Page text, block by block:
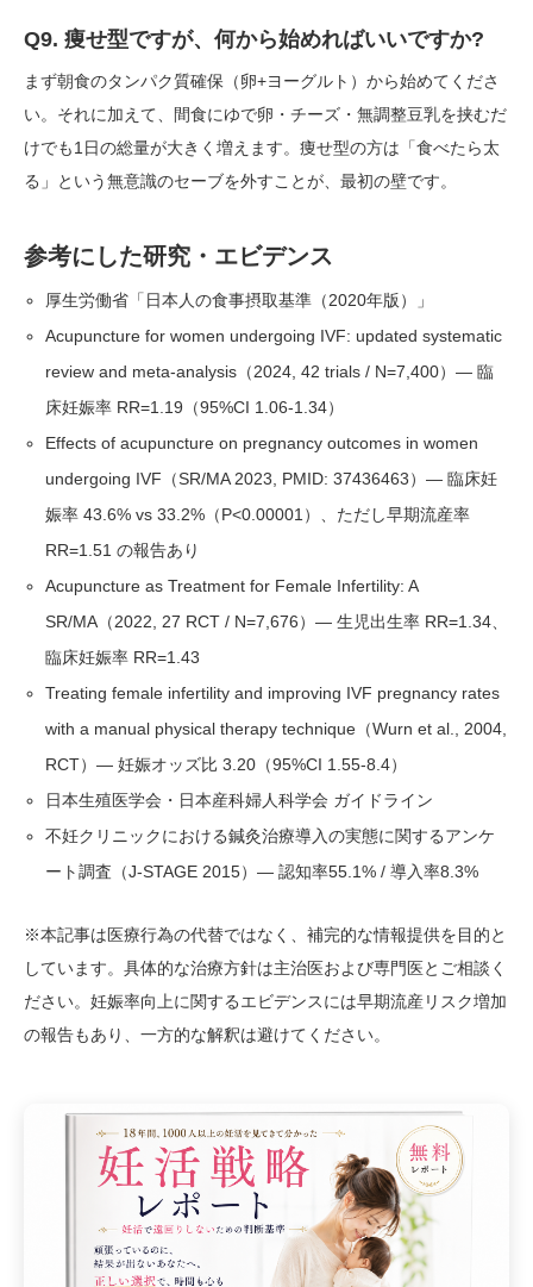
Q9. 痩せ型ですが、何から始めればいいですか?
まず朝食のタンパク質確保（卵+ヨーグルト）から始めてくださ
い。それに加えて、間食にゆで卵・チーズ・無調整豆乳を挟むだ
けでも1日の総量が大きく増えます。痩せ型の方は「食べたら太
る」という無意識のセーブを外すことが、最初の壁です。
参考にした研究・エビデンス
厚生労働省「日本人の食事摂取基準（2020年版）」
Acupuncture for women undergoing IVF: updated systematic
review and meta-analysis（2024, 42 trials / N=7,400）— 臨
床妊娠率 RR=1.19（95%CI 1.06-1.34）
Effects of acupuncture on pregnancy outcomes in women
undergoing IVF（SR/MA 2023, PMID: 37436463）— 臨床妊
娠率 43.6% vs 33.2%（P<0.00001）、ただし早期流産率
RR=1.51 の報告あり
Acupuncture as Treatment for Female Infertility: A
SR/MA（2022, 27 RCT / N=7,676）— 生児出生率 RR=1.34、
臨床妊娠率 RR=1.43
Treating female infertility and improving IVF pregnancy rates
with a manual physical therapy technique（Wurn et al., 2004,
RCT）— 妊娠オッズ比 3.20（95%CI 1.55-8.4）
日本生殖医学会・日本産科婦人科学会 ガイドライン
不妊クリニックにおける鍼灸治療導入の実態に関するアンケ
ート調査（J-STAGE 2015）— 認知率55.1% / 導入率8.3%
※本記事は医療行為の代替ではなく、補完的な情報提供を目的と
しています。具体的な治療方針は主治医および専門医とご相談く
ださい。妊娠率向上に関するエビデンスには早期流産リスク増加
の報告もあり、一方的な解釈は避けてください。